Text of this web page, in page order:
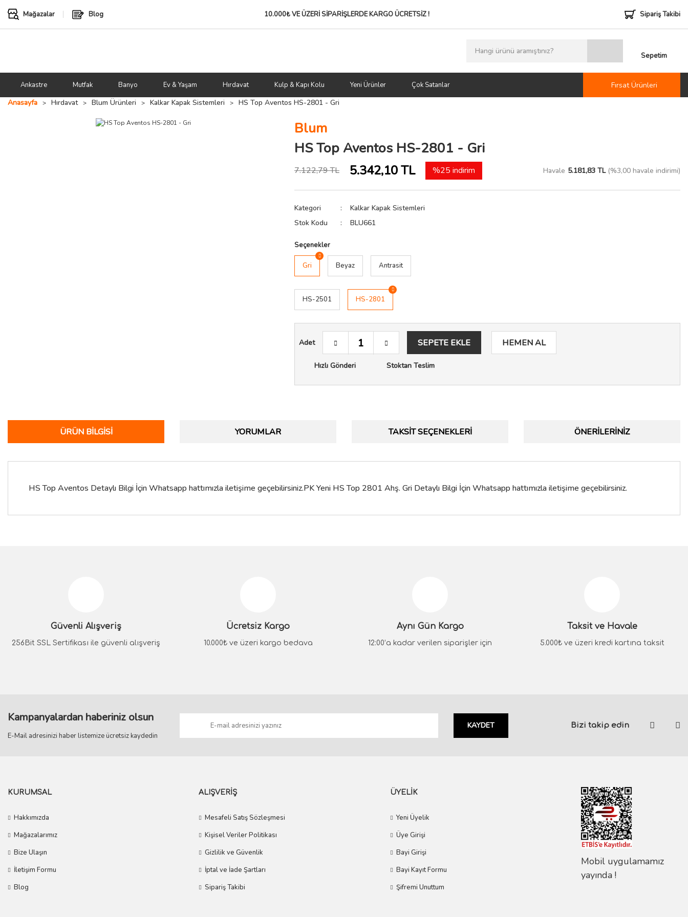
Mağazalar Blog 10.000₺ VE ÜZERİ SİPARİŞLERDEKARGO ÜCRETSİZ ! Sipariş Takibi
Sepetim
Ankastre Mutfak Banyo Ev & Yaşam Hırdavat Kulp & Kapı Kolu Yeni Ürünler Çok Satanlar
Fırsat Ürünleri
Anasayfa
Hırdavat Blum Ürünleri Kalkar Kapak Sistemleri HS Top Aventos HS-2801 - Gri
Blum
HS Top Aventos HS-2801 - Gri
7.122,79 TL 5.342,10 TL %25 indirim Havale 5.181,83 TL(%3,00 havale indirimi)
Kategori
Kalkar Kapak Sistemleri
Stok Kodu
BLU661
Seçenekler
Gri Beyaz Antrasit
HS-2501 HS-2801
Adet SEPETE EKLE HEMEN AL
Hızlı Gönderi Stoktan Teslim
ÜRÜN BILGISI YORUMLAR TAKSIT SEÇENEKLERI ÖNERILERINIZ
HS Top Aventos Detaylı Bilgi İçin Whatsapp hattımızla iletişime geçebilirsiniz.PK Yeni HS Top 2801 Ahş. Gri Detaylı Bilgi İçin Whatsapp hattımızla iletişime geçebilirsiniz.
Ürün bilgilerinde hatalar bulunuyor.
Ürün fiyatı diğer sitelerden daha pahalı.
Güvenli Alışveriş
256Bit SSL Sertifikası ile güvenli alışveriş
Ücretsiz Kargo
10.000₺ ve üzeri kargo bedava
Aynı Gün Kargo
12:00’a kadar verilen siparişler için
Taksit ve Havale
5.000₺ ve üzeri kredi kartına taksit
Kampanyalardan haberiniz olsun
E-Mail adresinizi haber listemize ücretsiz kaydedin
KAYDET Bizi takip edin
KURUMSAL
Hakkımızda
Mağazalarımız
Bize Ulaşın
İletişim Formu
Blog
ALIŞVERİŞ
Mesafeli Satış Sözleşmesi
Kişisel Veriler Politikası
Gizlilik ve Güvenlik
İptal ve İade Şartları
Sipariş Takibi
ÜYELİK
Yeni Üyelik
Üye Girişi
Bayi Girişi
Bayi Kayıt Formu
Şifremi Unuttum
Mobil uygulamamız
yayında !